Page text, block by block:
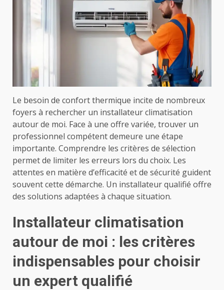
Le besoin de confort thermique incite de nombreux
foyers à rechercher un installateur climatisation
autour de moi. Face à une offre variée, trouver un
professionnel compétent demeure une étape
importante. Comprendre les critères de sélection
permet de limiter les erreurs lors du choix. Les
attentes en matière d’efficacité et de sécurité guident
souvent cette démarche. Un installateur qualifié offre
des solutions adaptées à chaque situation.
Installateur climatisation
autour de moi : les critères
indispensables pour choisir
un expert qualifié